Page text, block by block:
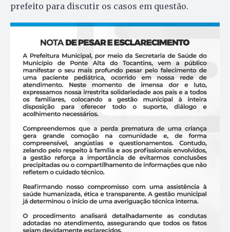
prefeito para discutir os casos em questão.